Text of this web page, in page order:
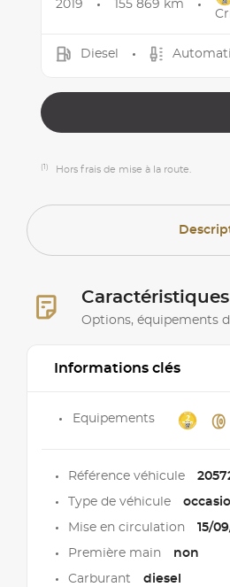
2019 155 869 km
Diesel
(1) Hors frais de mise à la route.
Options, équipements
Informations clés
Equipements
Référence véhicule
Type de véhicule
Mise en circulation 15/
Première main non
Carburant diesel